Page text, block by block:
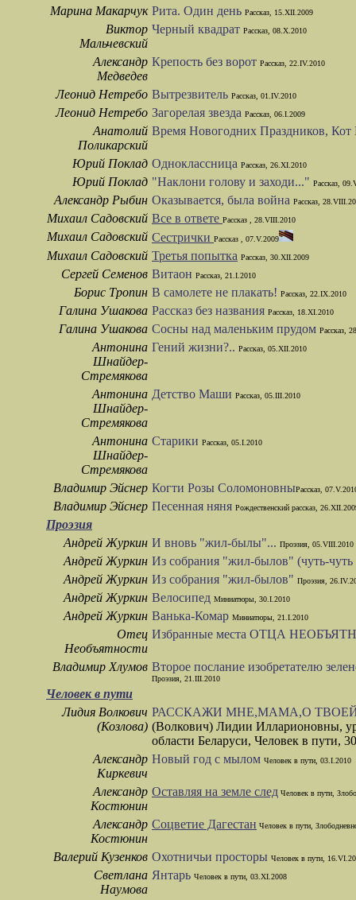
Марина Макарчук Рита. Один день Рассказ, 15.XII.2009
Виктор
Мальчевский
Черный квадрат Рассказ, 08.X.2010
Александр
Медведев
Крепость без ворот Рассказ, 22.IV.2010
Леонид Нетребо Вытрезвитель Рассказ, 01.IV.2010
Леонид Нетребо Загорелая звезда Рассказ, 06.I.2009
Анатолий
Поликарский
Время Новогодних Праздников,
Юрий Поклад Одноклассница Рассказ, 26.XI.2010
Юрий Поклад "Наклони голову и заходи..." Рассказ,
Александр Рыбин Оказывается, была война Рассказ,
Михаил Садовский Все в ответе Рассказ , 28.VIII.2010
Михаил Садовский Сестрички Рассказ , 07.V.2009
Михаил Садовский Третья попытка Рассказ, 30.XII.2009
Сергей Семенов Витаон Рассказ, 21.I.2010
Борис Тропин В самолете не плакать! Рассказ, 22.IX.2010
Галина Ушакова Рассказ без названия Рассказ, 18.XI.2010
Галина Ушакова Сосны над маленьким прудом Рассказ,
Антонина
Шнайдер-
Стремякова
Гений жизни?.. Рассказ, 05.XII.2010
Антонина
Шнайдер-
Стремякова
Детство Маши Рассказ, 05.III.2010
Антонина
Шнайдер-
Стремякова
Старики Рассказ, 05.I.2010
Владимир Эйснер Когти Розы СоломоновныРассказ,
Владимир Эйснер Песенная няня Рождественский рассказ,
Проэзия
Андрей Журкин И вновь "жил-былы"... Проэзия, 05.VIII.2010
Андрей Журкин Из собрания "жил-былов" (чуть-чуть
Андрей Журкин Из собрания "жил-былов" Проэзия,
Андрей Журкин Велосипед Миниатюры, 30.I.2010
Андрей Журкин Ванька-Комар Миниатюры, 21.I.2010
Отец
Необъятности
Избранные места ОТЦА
Владимир Хлумов Второе послание изобретателю
Проэзия, 21.III.2010
Человек в пути
Лидия Волкович
(Козлова)
РАССКАЖИ МНЕ,МАМА,О
(Волкович) Лидии Илларионовны,
области Беларуси, Человек в пути,
Александр
Киркевич
Новый год с мылом Человек в пути, 03.I.2010
Александр
Костюнин
Оставляя на земле след Человек в пути,
Александр
Костюнин
Соцветие Дагестан Человек в пути,
Валерий Кузенков Охотничьи просторы Человек в пути,
Светлана
Наумова
Янтарь Человек в пути, 03.XI.2008